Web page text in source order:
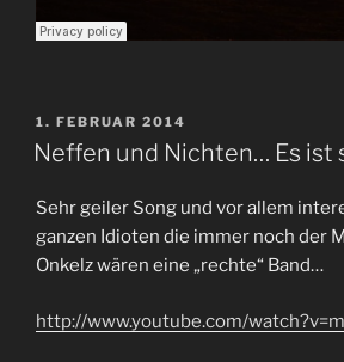
VERÖFFENTLICHT
AM
1. FEBRUAR 2014
Neffen und Nichten… Es ist
Sehr geiler Song und vor allem
ganzen Idioten die immer noch der
Onkelz wären eine „rechte“ Band…
http://www.youtube.com/